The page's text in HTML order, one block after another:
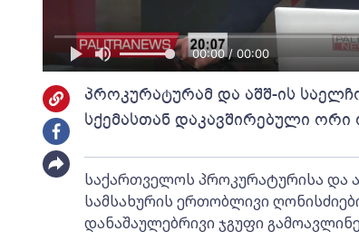
00:00 / 00:00
პროკურატურამ და აშშ-ის
სქემასთან დაკავშირებული
საქართველოს პროკურატურისა და
სამსახურის ერთობლივი
დანაშაულებრივი ჯგუფი